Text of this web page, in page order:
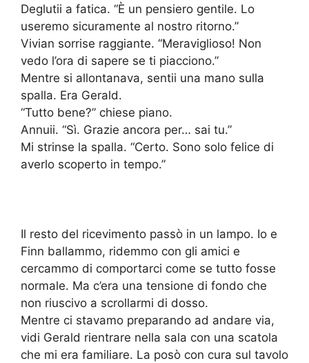
Deglutii a fatica. “È un pensiero gentile. Lo
useremo sicuramente al nostro ritorno.”
Vivian sorrise raggiante. “Meraviglioso! Non
vedo l’ora di sapere se ti piacciono.”
Mentre si allontanava, sentii una mano sulla
spalla. Era Gerald.
“Tutto bene?” chiese piano.
Annuii. “Sì. Grazie ancora per… sai tu.”
Mi strinse la spalla. “Certo. Sono solo felice di
averlo scoperto in tempo.”
Il resto del ricevimento passò in un lampo. Io e
Finn ballammo, ridemmo con gli amici e
cercammo di comportarci come se tutto fosse
normale. Ma c’era una tensione di fondo che
non riuscivo a scrollarmi di dosso.
Mentre ci stavamo preparando ad andare via,
vidi Gerald rientrare nella sala con una scatola
che mi era familiare. La posò con cura sul tavolo